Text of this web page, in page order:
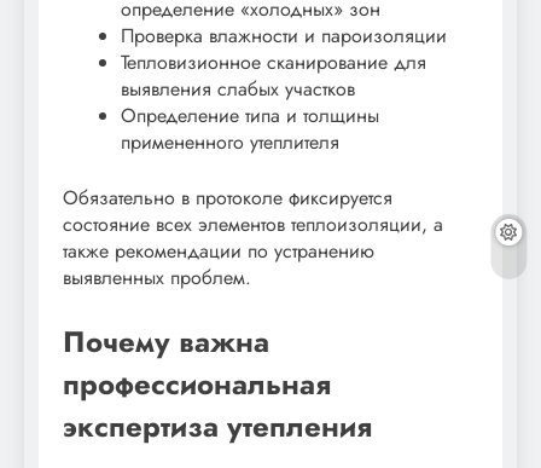
определение «холодных» зон
Проверка влажности и пароизоляции
Тепловизионное сканирование для
выявления слабых участков
Определение типа и толщины
примененного утеплителя
Обязательно в протоколе фиксируется
состояние всех элементов теплоизоляции, а
также рекомендации по устранению
выявленных проблем.
Почему важна
профессиональная
экспертиза утепления